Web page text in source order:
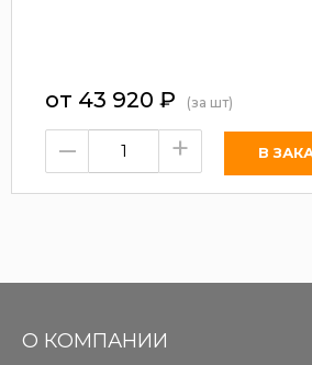
от 43 920 ₽ (за шт)
– +
О КОМПАНИИ